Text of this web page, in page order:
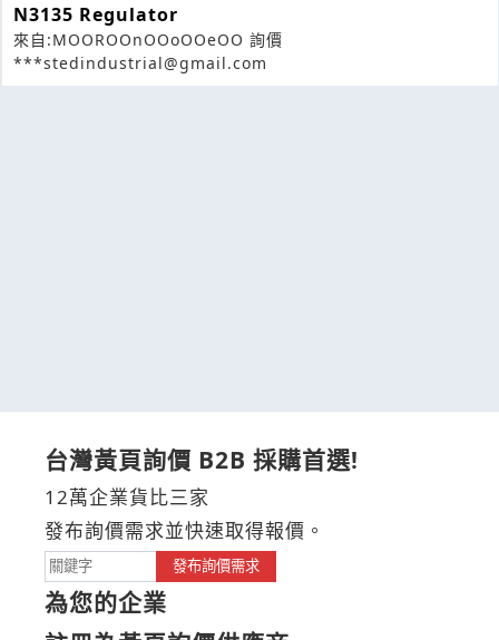
N3135 Regulator
來自:MOOROOnOOoOOeOO 詢價
***stedindustrial@gmail.com
台灣黃頁詢價 B2B 採購首選!
12萬企業貨比三家
發布詢價需求並快速取得報價。
發布詢價需求
為您的企業